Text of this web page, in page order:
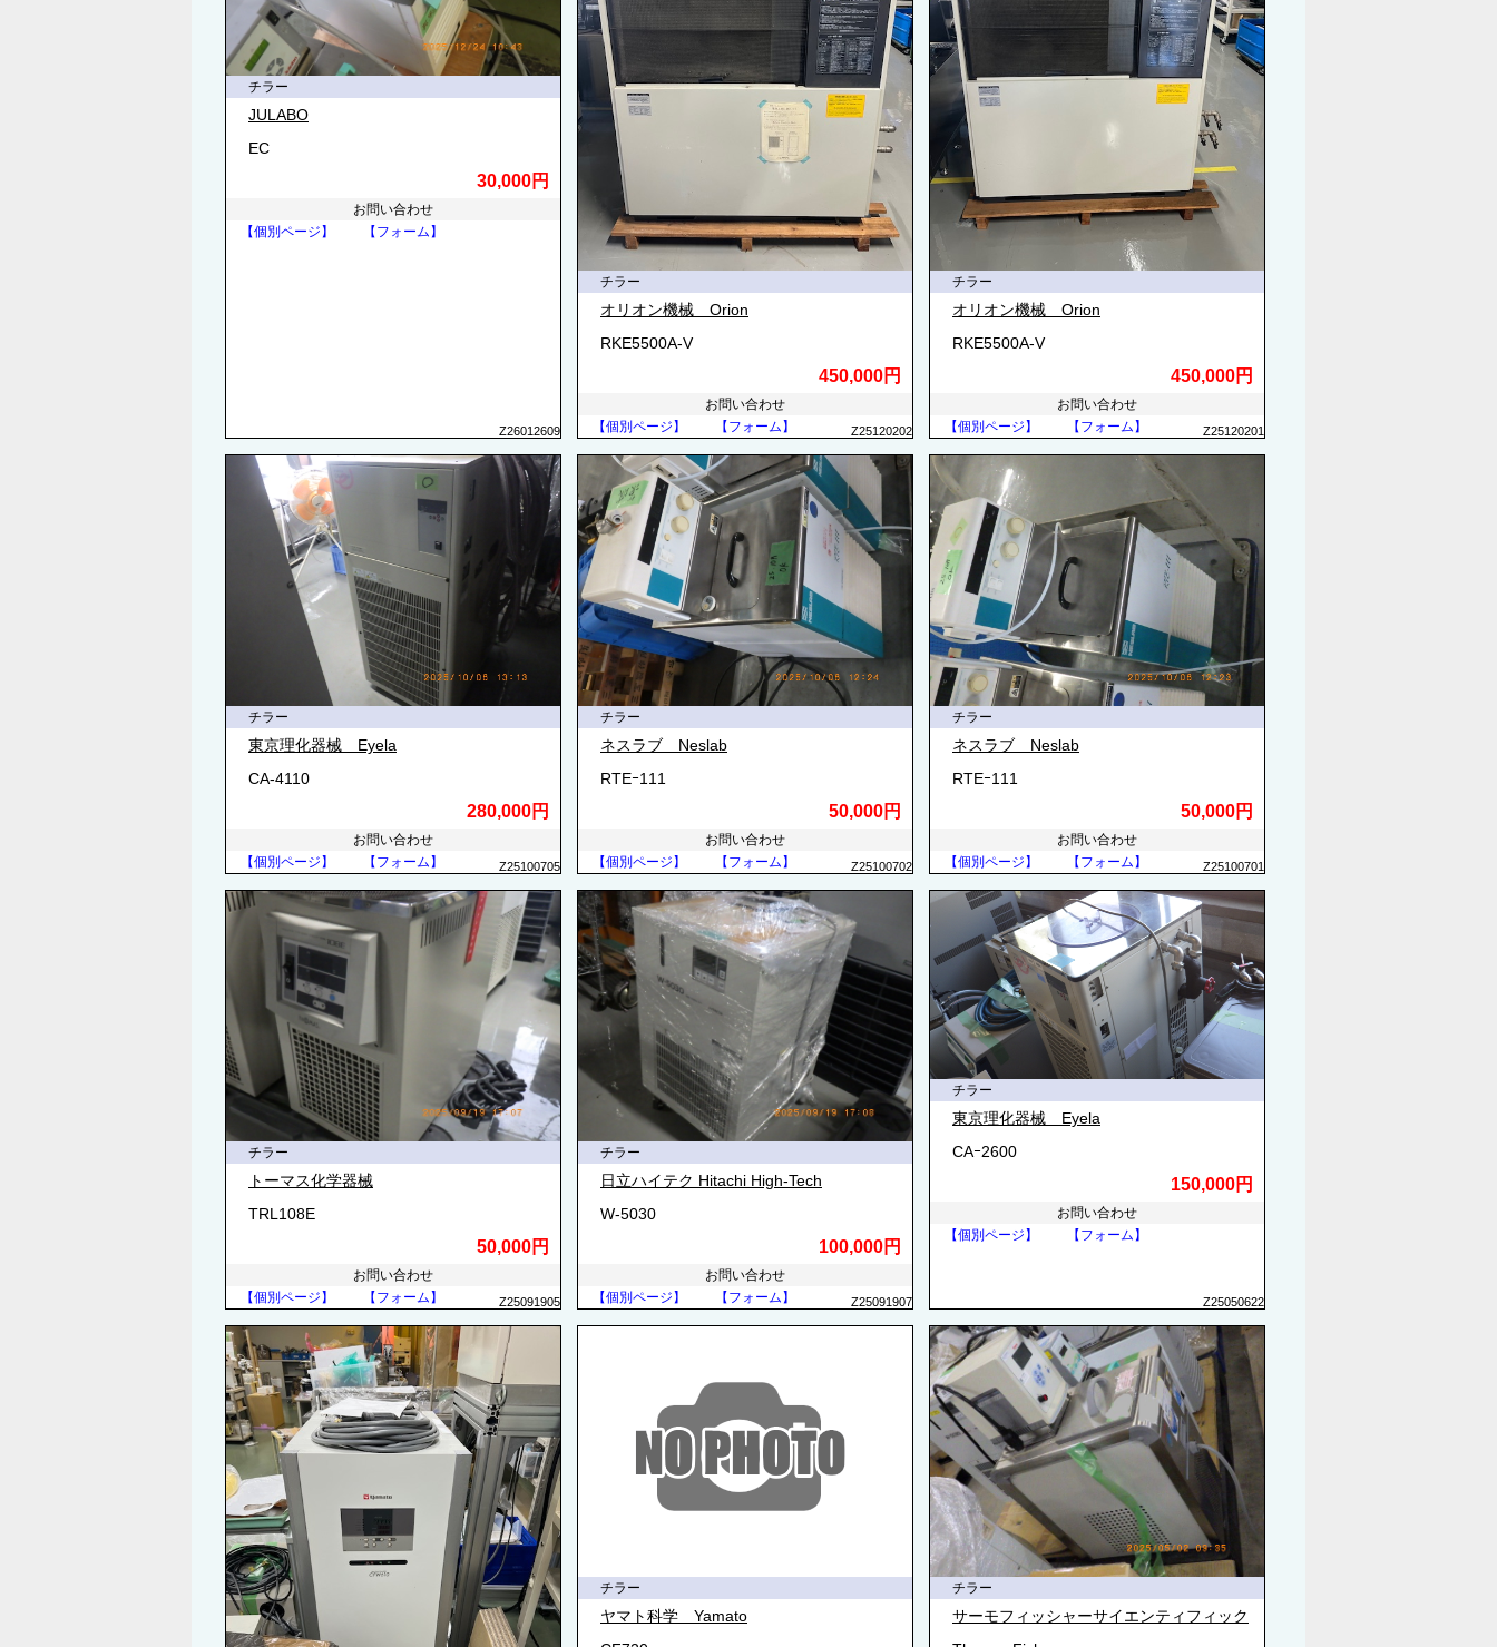
チラー
JULABO
EC
30,000円
お問い合わせ
【個別ページ】
【フォーム】
Z26012609
チラー
オリオン機械 Orion
RKE5500A-V
450,000円
お問い合わせ
【個別ページ】
【フォーム】 Z25120202
チラー
オリオン機械 Orion
RKE5500A-V
450,000円
お問い合わせ
【個別ページ】
【フォーム】 Z25120201
チラー
東京理化器械 Eyela
CA-4110
280,000円
お問い合わせ
【個別ページ】
【フォーム】 Z25100705
チラー
ネスラブ Neslab
RTEｰ111
50,000円
お問い合わせ
【個別ページ】
【フォーム】 Z25100702
チラー
ネスラブ Neslab
RTEｰ111
50,000円
お問い合わせ
【個別ページ】
【フォーム】 Z25100701
チラー
トーマス化学器械
TRL108E
50,000円
お問い合わせ
【個別ページ】
【フォーム】 Z25091905
チラー
日立ハイテク Hitachi High-Tech
W-5030
100,000円
お問い合わせ
【個別ページ】
【フォーム】 Z25091907
チラー
東京理化器械 Eyela
CAｰ2600
150,000円
お問い合わせ
【個別ページ】
【フォーム】
Z25050622
チラー
ヤマト科学 Yamato
チラー
サーモフィッシャーサイエンティフィック